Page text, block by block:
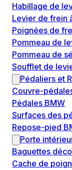
Habillage de
Levier de frein
Poignées de
Pommeau de
Pommeau de
Soufflet de
Pédaliers et
Couvre-
Pédales BMW
Surfaces des
Repose-pied
Porte
Baguettes
Cache de